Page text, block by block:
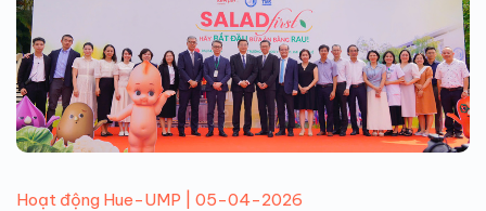
Hoạt động Hue-UMP | 05-04-2026